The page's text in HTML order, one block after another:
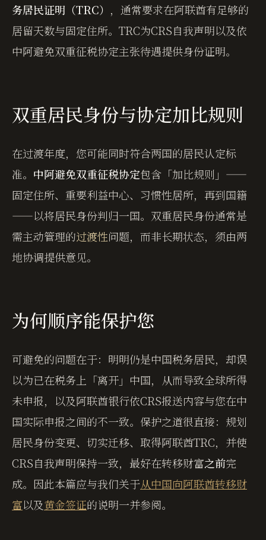
务居民证明（TRC） ，通常要求在阿联酋有足够的
居留天数与固定住所。TRC为CRS自我声明以及依
中阿避免双重征税协定主张待遇提供身份证明。
双重居民身份与协定加比规则
在过渡年度，您可能同时符合两国的居民认定标
准。 中阿避免双重征税协定包含「加比规则」——
固定住所、重要利益中心、习惯性居所，再到国籍
——以将居民身份判归一国。双重居民身份通常是
需主动管理的过渡性问题，而非长期状态，须由两
地协调提供意见。
为何顺序能保护您
可避免的问题在于：明明仍是中国税务居民，却误
以为已在税务上「离开」中国，从而导致全球所得
未申报，以及阿联酋银行依CRS报送内容与您在中
国实际申报之间的不一致。保护之道很直接：规划
居民身份变更、切实迁移、取得阿联酋TRC，并使
CRS自我声明保持一致，最好在转移财富之前完
成。因此本篇应与我们关于从中国向阿联酋转移财
富以及黄金签证的说明一并参阅。